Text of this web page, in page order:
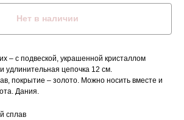
Нет в наличии
– с подвеской, украшенной кристаллом
удлинительная цепочка 12 см.
покрытие – золото. Можно носить вместе и
Дания.
сплав